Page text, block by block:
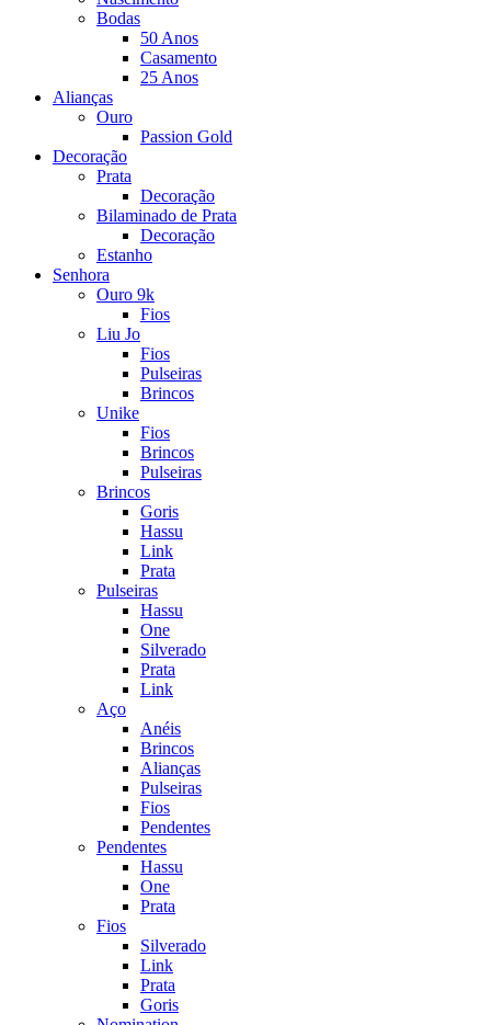
Bodas
50 Anos
Casamento
25 Anos
Alianças
Ouro
Passion Gold
Decoração
Prata
Decoração
Bilaminado de Prata
Decoração
Estanho
Senhora
Ouro 9k
Fios
Liu Jo
Fios
Pulseiras
Brincos
Unike
Fios
Brincos
Pulseiras
Brincos
Goris
Hassu
Link
Prata
Pulseiras
Hassu
One
Silverado
Prata
Link
Aço
Anéis
Brincos
Alianças
Pulseiras
Fios
Pendentes
Pendentes
Hassu
One
Prata
Fios
Silverado
Link
Prata
Goris